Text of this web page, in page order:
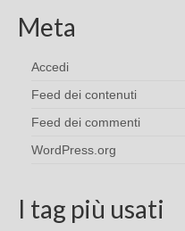
Meta
Accedi
Feed dei contenuti
Feed dei commenti
WordPress.org
I tag più usati